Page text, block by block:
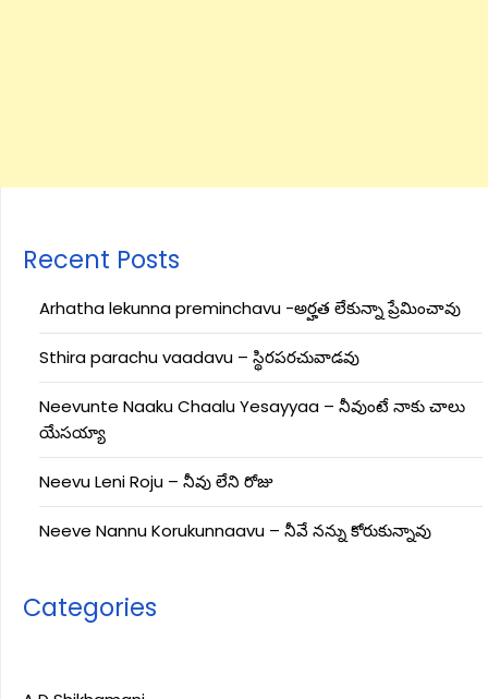
Recent Posts
Arhatha lekunna preminchavu -అర్హత లేకున్నా ప్రేమించావు
Sthira parachu vaadavu – స్థిరపరచువాడవు
Neevunte Naaku Chaalu Yesayyaa – నీవుంటే నాకు చాలు
యేసయ్యా
Neevu Leni Roju – నీవు లేని రోజు
Neeve Nannu Korukunnaavu – నీవే నన్ను కోరుకున్నావు
Categories